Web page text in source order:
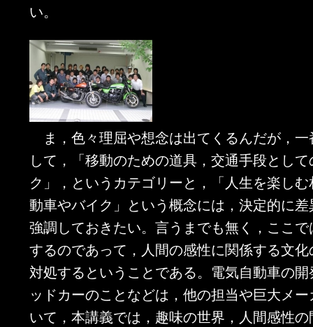
い。
ま，色々理屈や想念は出てくるんだが，
して，「移動のための道具，交通手段とし
ク」，というカテゴリーと，「人生を楽し
動車やバイク」という概念には，決定的に
強調しておきたい。言うまでも無く，ここ
するのであって，人間の感性に関係する文
対処するということである。電気自動車の
ッドカーのことなどは，他の担当や巨大メ
いて，本講義では，趣味の世界，人間感性